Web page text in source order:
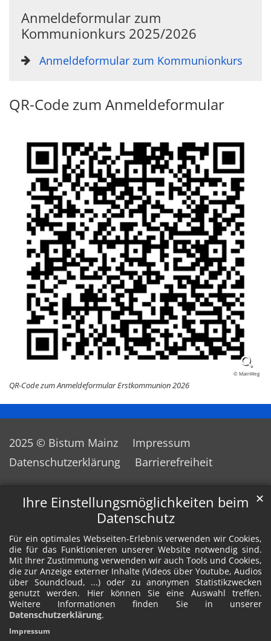
Ihre Einstellungsmöglichkeiten beim
Datenschutz
Für ein optimales Webseiten-Erlebnis verwenden wir Cookies,
die für das Funktionieren unserer Website notwendig sind.
Mit Ihrer Zustimmung verwenden wir auch Tools und Cookies,
die zur Anzeige externer Inhalte (Videos über Youtube, Audios
über Soundcloud, ...) oder zu anonymen Statistikzwecken
genutzt werden. Hier können Sie eine Auswahl treffen.
Weitere Informationen finden Sie in unserer
Datenschutzerklärung.
✕
Impressum
Anmeldeformular zum
Kommunionkurs 2025/2026
Anmeldeformular zum Kommunionkurs
QR-Code zum Anmeldeformular
© MainWeg
QR-Code zum Anmeldeformular Erstkommunion 2026
2025 © Bistum Mainz
Impressum
Datenschutzerklärung
Barrierefreiheit